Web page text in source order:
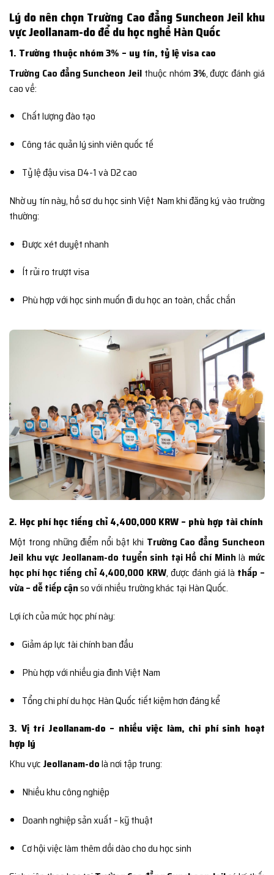
Lý do nên chọn Trường Cao đẳng Suncheon Jeil khu
vực Jeollanam-do để du học nghề Hàn Quốc
1. Trường thuộc nhóm 3% – uy tín, tỷ lệ visa cao
Trường Cao đẳng Suncheon Jeil thuộc nhóm 3%, được đánh giá
cao về:
Chất lượng đào tạo
Công tác quản lý sinh viên quốc tế
Tỷ lệ đậu visa D4-1 và D2 cao
Nhờ uy tín này, hồ sơ du học sinh Việt Nam khi đăng ký vào trường
thường:
Được xét duyệt nhanh
Ít rủi ro trượt visa
Phù hợp với học sinh muốn đi du học an toàn, chắc chắn
2. Học phí học tiếng chỉ 4,400,000 KRW – phù hợp tài chính
Một trong những điểm nổi bật khi Trường Cao đẳng Suncheon
Jeil khu vực Jeollanam-do tuyển sinh tại Hồ chí Minh là mức
học phí học tiếng chỉ 4,400,000 KRW, được đánh giá là thấp –
vừa – dễ tiếp cậnso với nhiều trường khác tại Hàn Quốc.
Lợi ích của mức học phí này:
Giảm áp lực tài chính ban đầu
Phù hợp với nhiều gia đình Việt Nam
Tổng chi phí du học Hàn Quốc tiết kiệm hơn đáng kể
3. Vị trí Jeollanam-do – nhiều việc làm, chi phí sinh hoạt
hợp lý
Khu vực Jeollanam-dolà nơi tập trung:
Nhiều khu công nghiệp
Doanh nghiệp sản xuất – kỹ thuật
Cơ hội việc làm thêm dồi dào cho du học sinh